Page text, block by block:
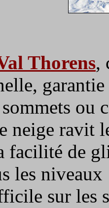
Thorens,
ou
neige ravit
facilité de
les
sur les